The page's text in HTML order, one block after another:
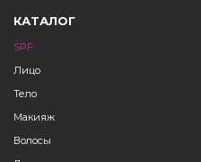
КАТАЛОГ
SPF
Лицо
Тело
Макияж
Волосы